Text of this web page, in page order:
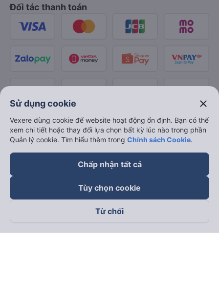
Đối tác thanh toán
Theo dõi chúng tôi trên
Sử dụng cookie close
Vexere dùng cookie để website hoạt động ổn định. Bạn có thể
xem chi tiết hoặc thay đổi lựa chọn bất kỳ lúc nào trong phần
Quản lý cookie. Tìm hiểu thêm trong Chính sách Cookie.
Chấp nhận tất cả
Tùy chọn cookie
Từ chối